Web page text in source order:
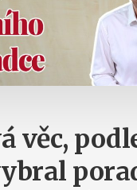
věc,